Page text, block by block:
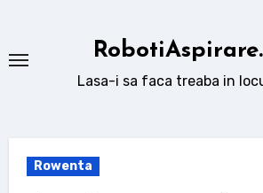
conținut
Lasa-i sa faca treaba in
Rowenta